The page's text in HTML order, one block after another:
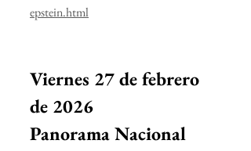
epstein.html
Viernes 27 de febrero
de 2026
Panorama Nacional